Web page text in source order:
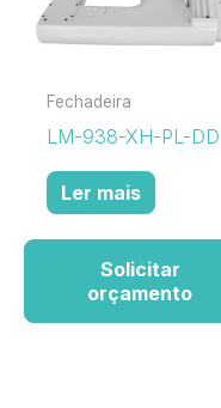
Fechadeira
LM-938-XH-PL-DD
Ler mais
Solicitar
orçamento